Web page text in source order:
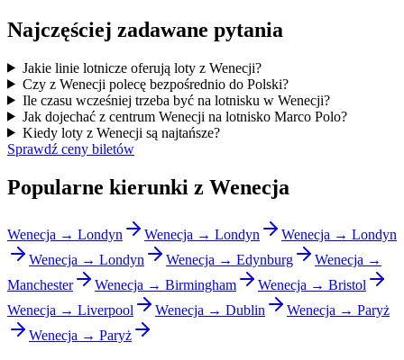
Najczęściej zadawane pytania
Jakie linie lotnicze oferują loty z Wenecji?
Czy z Wenecji polecę bezpośrednio do Polski?
Ile czasu wcześniej trzeba być na lotnisku w Wenecji?
Jak dojechać z centrum Wenecji na lotnisko Marco Polo?
Kiedy loty z Wenecji są najtańsze?
Sprawdź ceny biletów
Popularne kierunki z Wenecja
Wenecja → Londyn Wenecja → Londyn
Wenecja → Londyn
Wenecja → Londyn
Wenecja → Edynburg
Wenecja →
Manchester
Wenecja → Birmingham
Wenecja → Bristol
Wenecja → Liverpool
Wenecja → Dublin
Wenecja → Paryż
Wenecja → Paryż